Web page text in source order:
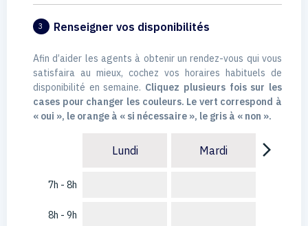
3 Renseigner vos disponibilités
Afin d’aider les agents à obtenir un rendez-vous qui vous
satisfaira au mieux, cochez vos horaires habituels de
disponibilité en semaine. Cliquez plusieurs fois sur les
cases pour changer les couleurs. Le vert correspond à
« oui », le orange à « si nécessaire », le gris à « non ».
7h - 8h
8h - 9h
Lundi Mardi arrow_forward_ios